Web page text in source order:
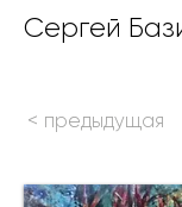
Сергей
< предыдущая